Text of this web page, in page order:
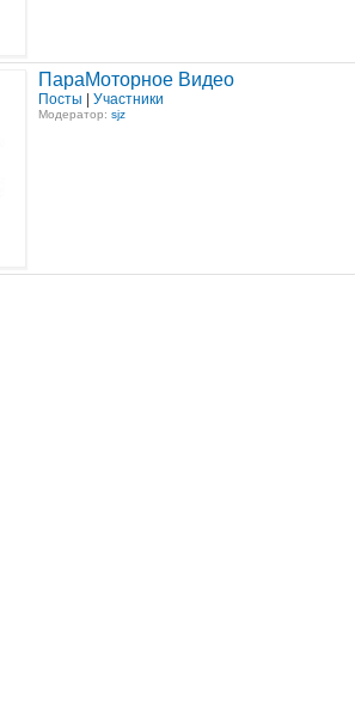
ПараМоторное Видео
Посты Участники
Модератор: sjz